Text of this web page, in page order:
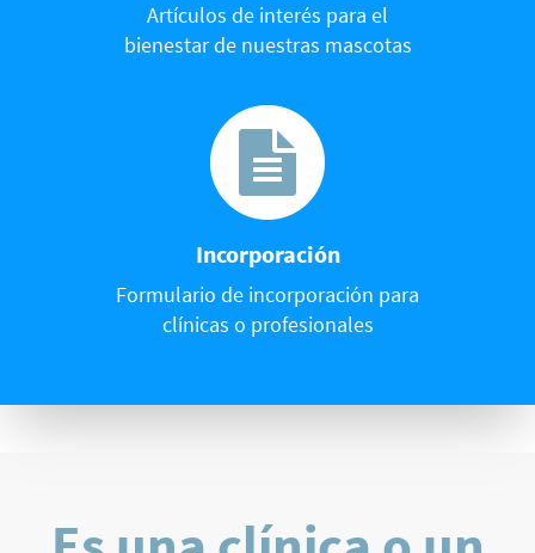
Artículos de interés para el
bienestar de nuestras mascotas
Incorporación
Formulario de incorporación para
clínicas o profesionales